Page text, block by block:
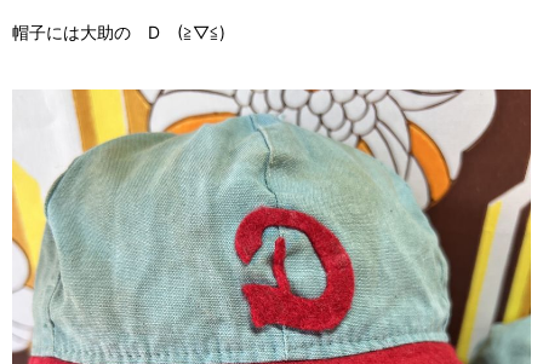
帽子には大助の D (≧▽≦)